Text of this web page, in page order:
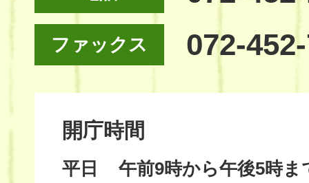
ファックス 072-
開庁時間
平日
午前9時から午後5時ま